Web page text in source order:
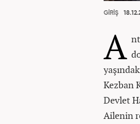
GİRİŞ
A
Kezban
Devlet
Ailenin